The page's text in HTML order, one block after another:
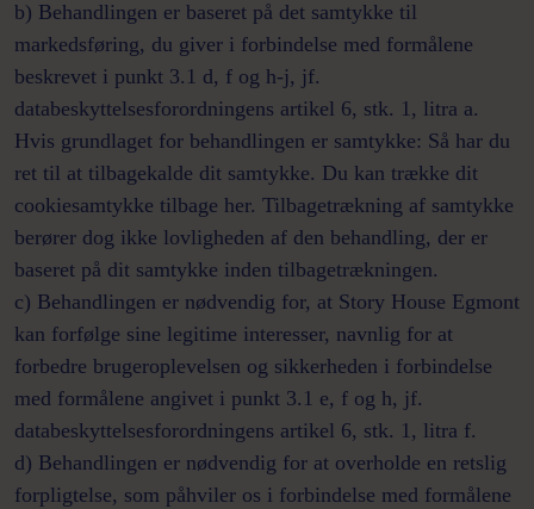
b) Behandlingen er baseret på det samtykke til
markedsføring, du giver i forbindelse med formålene
beskrevet i punkt 3.1 d, f og h-j, jf.
databeskyttelsesforordningens artikel 6, stk. 1, litra a.
Hvis grundlaget for behandlingen er samtykke: Så har du
ret til at tilbagekalde dit samtykke. Du kan trække dit
cookiesamtykke tilbage her. Tilbagetrækning af samtykke
berører dog ikke lovligheden af den behandling, der er
baseret på dit samtykke inden tilbagetrækningen.
c) Behandlingen er nødvendig for, at Story House Egmont
kan forfølge sine legitime interesser, navnlig for at
forbedre brugeroplevelsen og sikkerheden i forbindelse
med formålene angivet i punkt 3.1 e, f og h, jf.
databeskyttelsesforordningens artikel 6, stk. 1, litra f.
d) Behandlingen er nødvendig for at overholde en retslig
forpligtelse, som påhviler os i forbindelse med formålene